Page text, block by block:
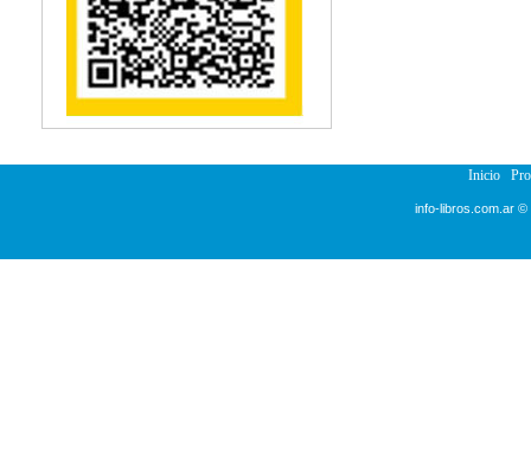
Reumatología
Salud Pública
Semiología
Terapia Ocupacional
Urología
Inicio
info-libros.com.ar